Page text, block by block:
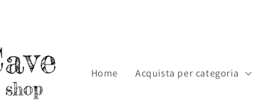
Home Acquista per categoria